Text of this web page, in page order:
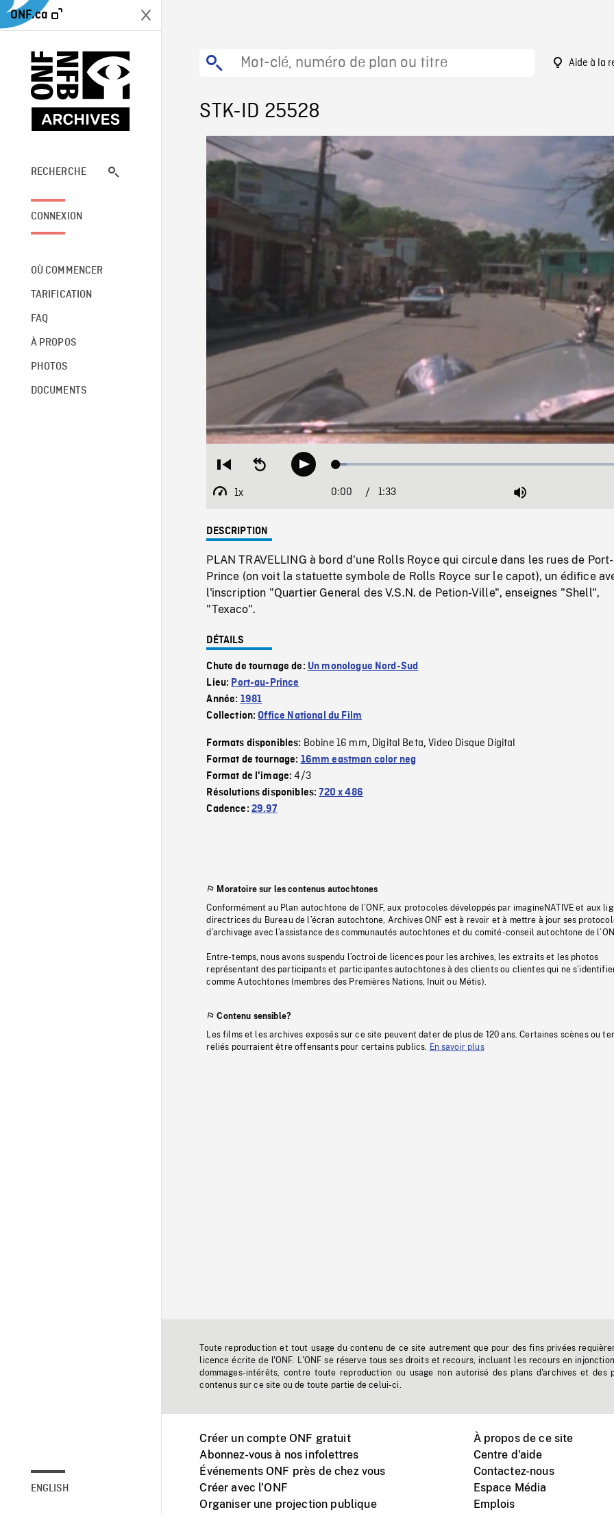
ONF.ca
RECHERCHE
CONNEXION
OÙ COMMENCER
TARIFICATION
FAQ
À PROPOS
PHOTOS
DOCUMENTS
ENGLISH
Aide à la
STK-ID 25528
Restart
beginning
Seek
backwardPlay Loaded:
1x
Playback
Current
0:00 / 1:33 Mute
DESCRIPTION
PLAN TRAVELLING à bord d'une Rolls Royce qui circule dans les rues de
Prince (on voit la statuette symbole de Rolls Royce sur le capot), un édifice
l'inscription "Quartier General des V.S.N. de Petion-Ville", enseignes "Shell",
"Texaco".
DÉTAILS
Chute de tournage de: Un monologue Nord-Sud
Lieu: Port-au-Prince
Année: 1981
Collection:Office National du Film
Formats disponibles: Bobine 16 mm, Digital Beta,Video Disque Digital
Format de tournage: 16mm eastman color neg
Format de l'image:4/3
Résolutions disponibles:720 x 486
Cadence: 29.97
Moratoire sur les contenus autochtones
Conformément au Plan autochtone de l’ONF, aux protocoles développés par imagineNATIVE et aux
directrices du Bureau de l’écran autochtone, Archives ONF est à revoir et à mettre à jour ses
d’archivage avec l’assistance des communautés autochtones et du comité-conseil autochtone de
Entre-temps, nous avons suspendu l’octroi de licences pour les archives, les extraits et les photos
représentant des participants et participantes autochtones à des clients ou clientes qui ne
comme Autochtones (membres des Premières Nations, Inuit ou Métis).
Contenu sensible?
Les films et les archives exposés sur ce site peuvent dater de plus de 120 ans. Certaines scènes ou
reliés pourraient être offensants pour certains publics.
En savoir plus
Toute reproduction et tout usage du contenu de ce site autrement que pour des fins privées
licence écrite de l'ONF. L'ONF se réserve tous ses droits et recours, incluant les recours en
dommages-intérêts, contre toute reproduction ou usage non autorisé des plans d'archives et des
contenus sur ce site ou de toute partie de celui-ci.
Créer un compte ONF gratuit
Abonnez-vous à nos infolettres
Événements ONF près de chez vous
Créer avec l’ONF
Organiser une projection publique
À propos de ce site
Centre d'aide
Contactez-nous
Espace Média
Emplois